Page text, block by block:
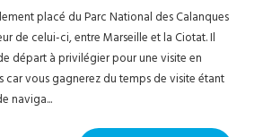
placé du Parc National des Calanques
de celui-ci, entre Marseille et la Ciotat. Il
départ à privilégier pour une visite en
car vous gagnerez du temps de visite étant
naviga...